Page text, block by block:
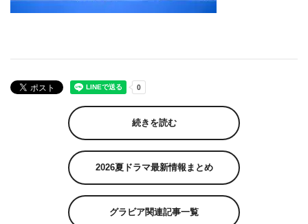
続きを読む
2026夏ドラマ最新情報まとめ
グラビア関連記事一覧